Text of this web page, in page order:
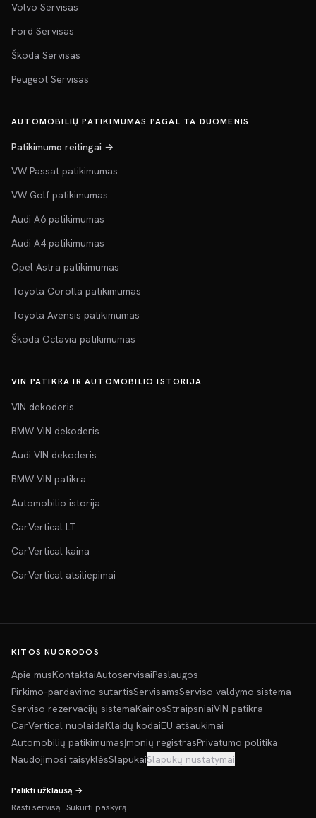
Volvo Servisas
Ford Servisas
Škoda Servisas
Peugeot Servisas
AUTOMOBILIŲ PATIKIMUMAS PAGAL TA DUOMENIS
Patikimumo reitingai →
VW Passat patikimumas
VW Golf patikimumas
Audi A6 patikimumas
Audi A4 patikimumas
Opel Astra patikimumas
Toyota Corolla patikimumas
Toyota Avensis patikimumas
Škoda Octavia patikimumas
VIN PATIKRA IR AUTOMOBILIO ISTORIJA
VIN dekoderis
BMW VIN dekoderis
Audi VIN dekoderis
BMW VIN patikra
Automobilio istorija
CarVertical LT
CarVertical kaina
CarVertical atsiliepimai
KITOS NUORODOS
Apie musKontaktaiAutoservisaiPaslaugos
Pirkimo–pardavimo sutartisServisamsServiso valdymo sistema
Serviso rezervacijų sistemaKainosStraipsniaiVIN patikra
CarVertical nuolaidaKlaidų kodaiEU atšaukimai
Automobilių patikimumasĮmonių registrasPrivatumo politika
Naudojimosi taisyklėsSlapukaiSlapukų nustatymai
Palikti užklausą →
Rasti servisą · Sukurti paskyrą